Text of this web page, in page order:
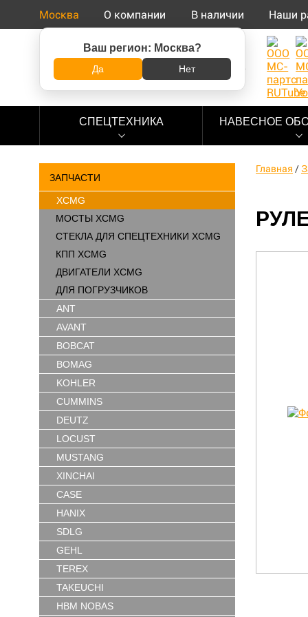
Москва
Ваш регион: Москва?
Да Нет
О компании В наличии Наши
8 (800) 500-73-92
СПЕЦТЕХНИКА НАВЕСНОЕ
ЗАПЧАСТИ
XCMG
МОСТЫ XCMG
СТЕКЛА ДЛЯ СПЕЦТЕХНИКИ XCMG
КПП XCMG
ДВИГАТЕЛИ XCMG
ДЛЯ ПОГРУЗЧИКОВ
ANT
AVANT
BOBCAT
BOMAG
KOHLER
CUMMINS
DEUTZ
LOCUST
MUSTANG
XINCHAI
CASE
HANIX
SDLG
GEHL
TEREX
TAKEUCHI
HBM NOBAS
Главная /